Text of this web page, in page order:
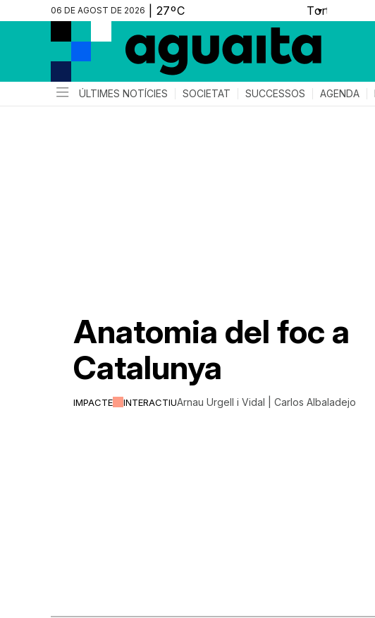
06 DE AGOST DE 2026 ▼
ÚLTIMES NOTÍCIES SOCIETAT SUCCESSOS AGENDA
IMPACTE INTERACTIU
Anatomia del foc a
Catalunya
Arnau Urgell i Vidal | Carlos Albaladejo